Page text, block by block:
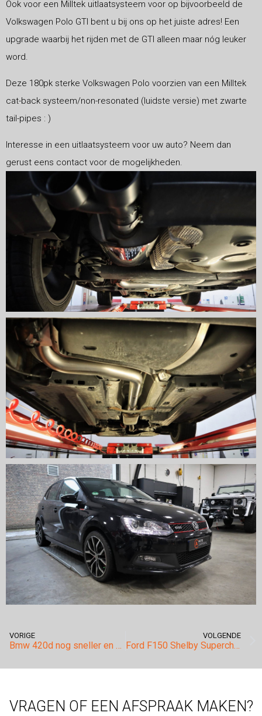
Ook voor een Milltek uitlaatsysteem voor op bijvoorbeeld de
Volkswagen Polo GTI bent u bij ons op het juiste adres! Een
upgrade waarbij het rijden met de GTI alleen maar nóg leuker
word.
Deze 180pk sterke Volkswagen Polo voorzien van een Milltek
cat-back systeem/non-resonated (luidste versie) met zwarte
tail-pipes : )
Interesse in een uitlaatsysteem voor uw auto? Neem dan
gerust eens contact voor de mogelijkheden.
VORIGE
Bmw 420d nog sneller en meer souplesse?
VOLGENDE
Ford F150 Shelby Supercharged 750pk!
VRAGEN OF EEN AFSPRAAK MAKEN?